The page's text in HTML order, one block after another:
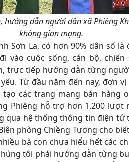
hướng dẫn người dân xã Phiêng
không gian mạng.
Sơn La, có hơn 90% dân số là
vào cuộc sống, cán bộ,
trực tiếp hướng dẫn từng
Từ đầu năm đến nay, đơn
các trang mạng bán hàng
Phiêng hỗ trợ hơn 1.200 lượt
hệ thống thông tin điện tử
phòng Chiềng Tương cho
bà con chưa hiểu hết các
tôi phải hướng dẫn từng